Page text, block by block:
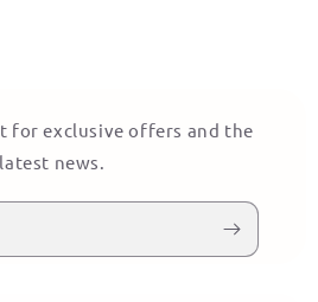
for exclusive offers and the
latest news.